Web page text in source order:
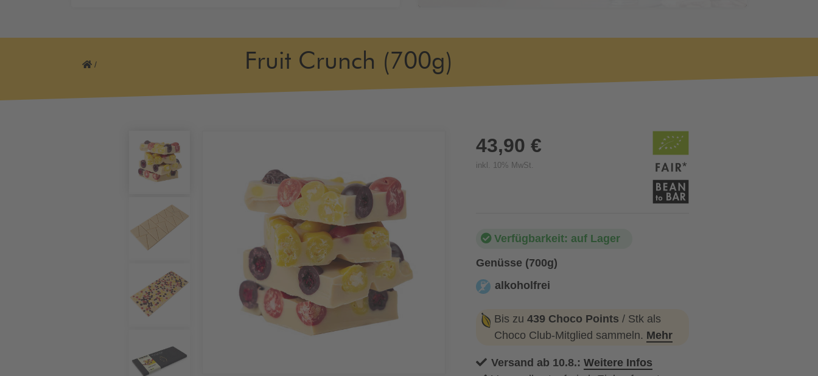
/ Fruit Crunch (700g)
43,90 €
inkl. 10% MwSt.
Verfügbarkeit: auf Lager
Genüsse (700g)
alkoholfrei
Bis zu 439 Choco Points / Stk als
Choco Club-Mitglied sammeln. Mehr
Versand ab 10.8.: Weitere Infos